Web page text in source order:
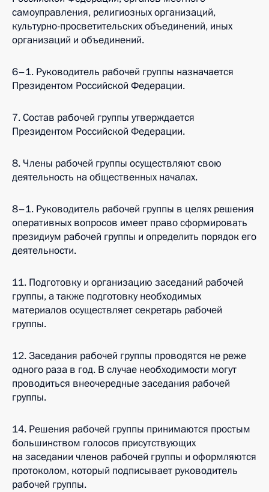
самоуправления, религиозных организаций,
культурно-просветительских объединений, иных
организаций и объединений.
6–1. Руководитель рабочей группы назначается
Президентом Российской Федерации.
7. Состав рабочей группы утверждается
Президентом Российской Федерации.
8. Члены рабочей группы осуществляют свою
деятельность на общественных началах.
8–1. Руководитель рабочей группы в целях решения
оперативных вопросов имеет право сформировать
президиум рабочей группы и определить порядок его
деятельности.
11. Подготовку и организацию заседаний рабочей
группы, а также подготовку необходимых
материалов осуществляет секретарь рабочей
группы.
12. Заседания рабочей группы проводятся не реже
одного раза в год. В случае необходимости могут
проводиться внеочередные заседания рабочей
группы.
14. Решения рабочей группы принимаются простым
большинством голосов присутствующих
на заседании членов рабочей группы и оформляются
протоколом, который подписывает руководитель
рабочей группы.